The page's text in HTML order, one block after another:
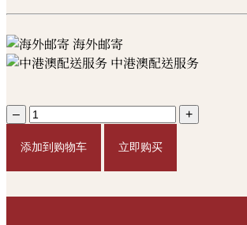
海外邮寄
中港澳配送服务
– +
添加到购物车 立即购买